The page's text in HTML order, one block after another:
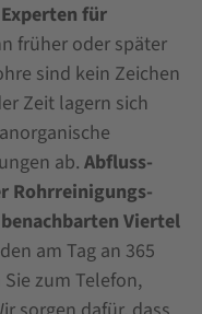
für
früher oder später
sind kein Zeichen
Zeit lagern sich
ab. Abfluss-
Rohrreinigungs-
Viertel
am Tag an 365
zum Telefon,